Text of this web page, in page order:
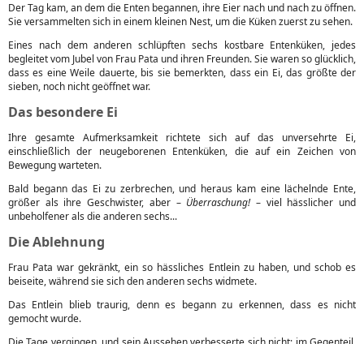
Der Tag kam, an dem die Enten begannen, ihre Eier nach und nach zu öffnen.
Sie versammelten sich in einem kleinen Nest, um die Küken zuerst zu sehen.
Eines nach dem anderen schlüpften sechs kostbare Entenküken, jedes
begleitet vom Jubel von Frau Pata und ihren Freunden. Sie waren so glücklich,
dass es eine Weile dauerte, bis sie bemerkten, dass ein Ei, das größte der
sieben, noch nicht geöffnet war.
Das besondere Ei
Ihre gesamte Aufmerksamkeit richtete sich auf das unversehrte Ei,
einschließlich der neugeborenen Entenküken, die auf ein Zeichen von
Bewegung warteten.
Bald begann das Ei zu zerbrechen, und heraus kam eine lächelnde Ente,
größer als ihre Geschwister, aber – Überraschung!– viel hässlicher und
unbeholfener als die anderen sechs...
Die Ablehnung
Frau Pata war gekränkt, ein so hässliches Entlein zu haben, und schob es
beiseite, während sie sich den anderen sechs widmete.
Das Entlein blieb traurig, denn es begann zu erkennen, dass es nicht
gemocht wurde.